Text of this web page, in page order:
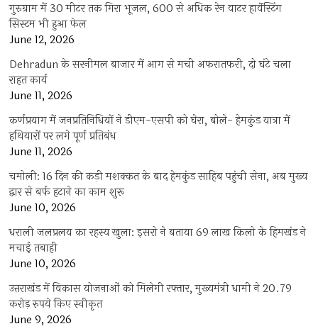
गुरुग्राम में 30 मीटर तक गिरा भूजल, 600 से अधिक रेन वाटर हार्वेस्टिंग
सिस्टम भी हुआ फेल
June 12, 2026
Dehradun के सरनीमल बाजार में आग से मची अफरातफरी, दो घंटे चला
राहत कार्य
June 11, 2026
कर्णप्रयाग में जनप्रतिनिधियों ने डीएम-एसपी को घेरा, बोले- हेमकुंड यात्रा में
हथियारों पर लगे पूर्ण प्रतिबंध
June 11, 2026
चमोली: 16 दिन की कड़ी मशक्कत के बाद हेमकुंड साहिब पहुंची सेना, अब मुख्य
द्वार से बर्फ हटाने का काम शुरू
June 10, 2026
धराली जलप्रलय का रहस्य खुला: इसरो ने बताया 69 लाख किलो के हिमखंड ने
मचाई तबाही
June 10, 2026
उत्तराखंड में विकास योजनाओं को मिलेगी रफ्तार, मुख्यमंत्री धामी ने 20.79
करोड़ रुपये किए स्वीकृत
June 9, 2026